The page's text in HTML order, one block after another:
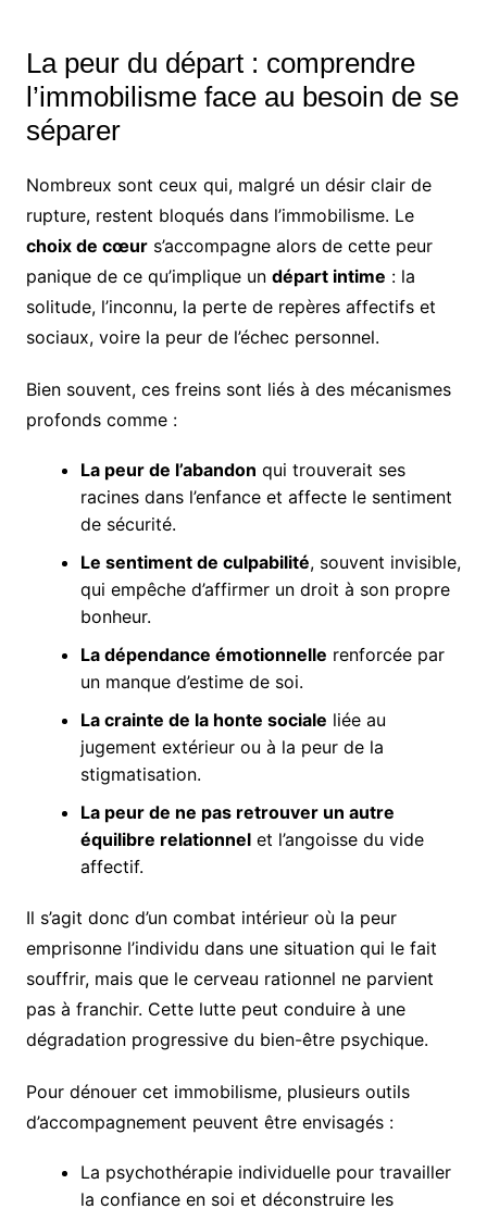
La peur du départ : comprendre
l’immobilisme face au besoin de se
séparer
Nombreux sont ceux qui, malgré un désir clair de
rupture, restent bloqués dans l’immobilisme. Le
choix de cœurs’accompagne alors de cette peur
panique de ce qu’implique un départ intime : la
solitude, l’inconnu, la perte de repères affectifs et
sociaux, voire la peur de l’échec personnel.
Bien souvent, ces freins sont liés à des mécanismes
profonds comme :
La peur de l’abandon qui trouverait ses
racines dans l’enfance et affecte le sentiment
de sécurité.
Le sentiment de culpabilité, souvent invisible,
qui empêche d’affirmer un droit à son propre
bonheur.
La dépendance émotionnelle renforcée par
un manque d’estime de soi.
La crainte de la honte sociale liée au
jugement extérieur ou à la peur de la
stigmatisation.
La peur de ne pas retrouver un autre
équilibre relationnelet l’angoisse du vide
affectif.
Il s’agit donc d’un combat intérieur où la peur
emprisonne l’individu dans une situation qui le fait
souffrir, mais que le cerveau rationnel ne parvient
pas à franchir. Cette lutte peut conduire à une
dégradation progressive du bien-être psychique.
Pour dénouer cet immobilisme, plusieurs outils
d’accompagnement peuvent être envisagés :
La psychothérapie individuelle pour travailler
la confiance en soi et déconstruire les